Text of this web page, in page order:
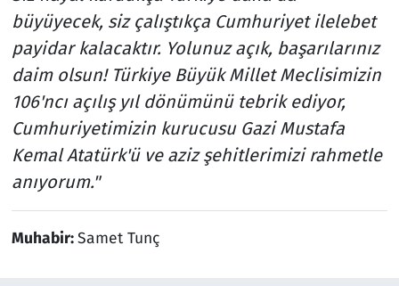
büyüyecek, siz çalıştıkça Cumhuriyet ilelebet
payidar kalacaktır. Yolunuz açık, başarılarınız
daim olsun! Türkiye Büyük Millet Meclisimizin
106'ncı açılış yıl dönümünü tebrik ediyor,
Cumhuriyetimizin kurucusu Gazi Mustafa
Kemal Atatürk'ü ve aziz şehitlerimizi rahmetle
anıyorum."
Muhabir:Samet Tunç